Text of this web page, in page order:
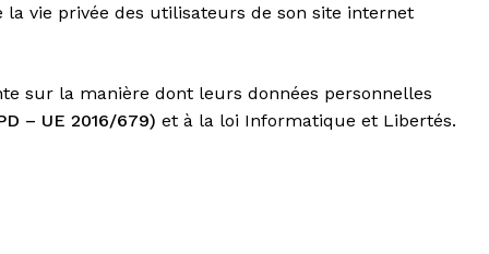
vie privée des utilisateurs de son site internet
sur la manière dont leurs données personnelles
– UE 2016/679) et à la loi Informatique et Libertés.